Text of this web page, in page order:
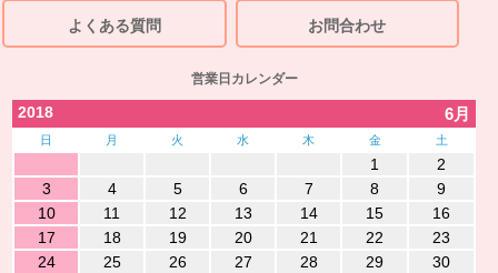
よくある質問 お問合わせ
営業日カレンダー
2018 6月
日 月 火 水 木 金 土
1
2
3
4 5 6 7 8
9
10
11 12 13 14 15
16
17
18 19 20 21 22
23
24
25 26 27 28 29 30